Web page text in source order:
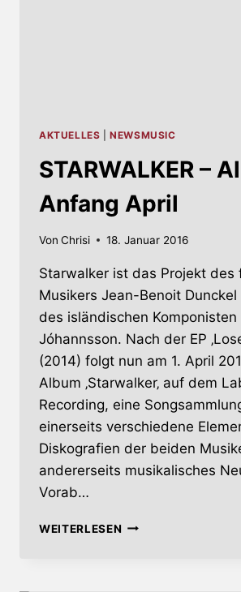
AKTUELLES |NEWSMUSIC
STARWALKER –
Anfang April
Von Chrisi 18. Januar 2016
Starwalker ist das Projekt des
Musikers Jean-Benoit Dunckel
des isländischen Komponisten
Jóhannsson. Nach der EP
(2014) folgt nun am 1. April
Album ‚Starwalker‚ auf dem
Recording, eine
einerseits verschiedene
Diskografien der beiden
andererseits musikalisches
Vorab…
WEITERLESENSTARWALKER